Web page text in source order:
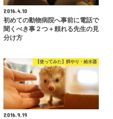
2016.4.10
初めての動物病院へ事前に電話で
聞くべき事２つ＋頼れる先生の見
分け方
【使ってみた】餌やり・給水器
2016.9.19